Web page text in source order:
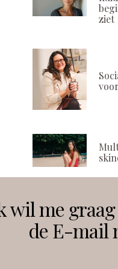
ziet
Volg ons
wil me
de E-mail